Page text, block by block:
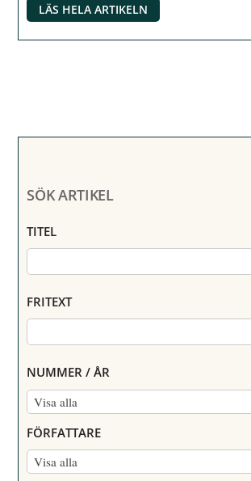
LÄS HELA ARTIKELN
SÖK ARTIKEL
TITEL
FRITEXT
NUMMER / ÅR
Visa alla
N
M
M
FÖRFATTARE
Visa alla